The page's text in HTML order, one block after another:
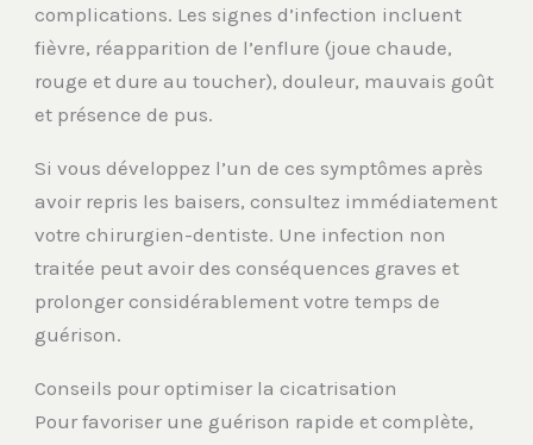
complications. Les signes d’infection incluent
fièvre, réapparition de l’enflure (joue chaude,
rouge et dure au toucher), douleur, mauvais goût
et présence de pus.
Si vous développez l’un de ces symptômes après
avoir repris les baisers, consultez immédiatement
votre chirurgien-dentiste. Une infection non
traitée peut avoir des conséquences graves et
prolonger considérablement votre temps de
guérison.
Conseils pour optimiser la cicatrisation
Pour favoriser une guérison rapide et complète,